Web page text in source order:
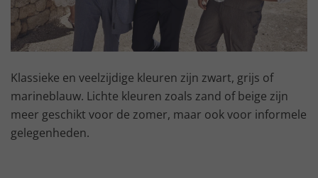
Klassieke en veelzijdige kleuren zijn zwart, grijs of
marineblauw. Lichte kleuren zoals zand of beige zijn
meer geschikt voor de zomer, maar ook voor informele
gelegenheden.